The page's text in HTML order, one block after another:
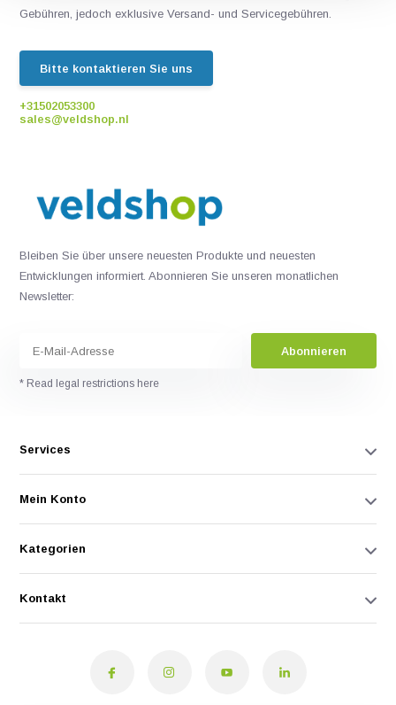
Gebühren, jedoch exklusive Versand- und Servicegebühren.
Bitte kontaktieren Sie uns
+31502053300
sales@veldshop.nl
Bleiben Sie über unsere neuesten Produkte und neuesten
Entwicklungen informiert. Abonnieren Sie unseren monatlichen
Newsletter:
Abonnieren
* Read legal restrictions here
Services
Mein Konto
Kategorien
Kontakt